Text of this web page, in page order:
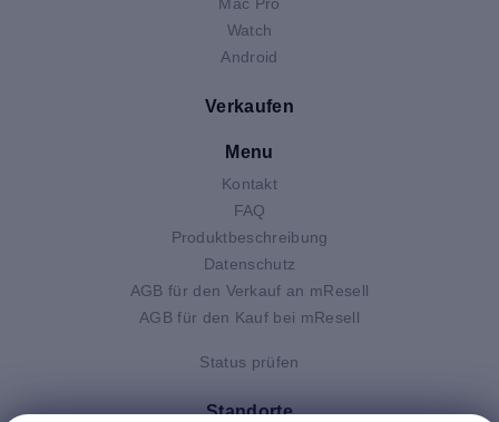
Watch
Android
Verkaufen
Menu
Kontakt
FAQ
Produktbeschreibung
Datenschutz
AGB für den Verkauf an mResell
AGB für den Kauf bei mResell
Status prüfen
Standorte